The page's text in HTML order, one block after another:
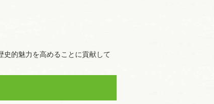
史的魅力を高めることに貢献して